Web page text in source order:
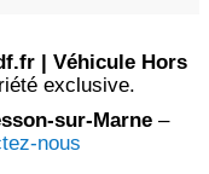
| Véhicule Hors
exclusive.
sur-Marne –
nous